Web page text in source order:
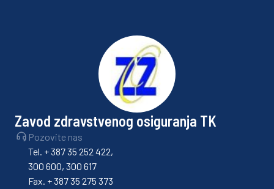
Zavod zdravstvenog osiguranja TK
Pozovite nas
Tel. + 387 35 252 422,
300 600, 300 617
Fax. + 387 35 275 373